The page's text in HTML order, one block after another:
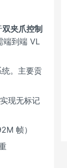
双夹爪控制
端到端 VL
。主要贡
现无标记
帧）